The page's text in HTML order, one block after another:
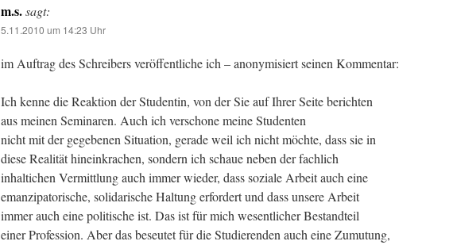
m.s.sagt:
5.11.2010 um 14:23 Uhr
im Auftrag des Schreibers veröffentliche ich – anonymisiert seinen Kommentar:
Ich kenne die Reaktion der Studentin, von der Sie auf Ihrer Seite berichten
aus meinen Seminaren. Auch ich verschone meine Studenten
nicht mit der gegebenen Situation, gerade weil ich nicht möchte, dass sie in
diese Realität hineinkrachen, sondern ich schaue neben der fachlich
inhaltichen Vermittlung auch immer wieder, dass soziale Arbeit auch eine
emanzipatorische, solidarische Haltung erfordert und dass unsere Arbeit
immer auch eine politische ist. Das ist für mich wesentlicher Bestandteil
einer Profession. Aber das beseutet für die Studierenden auch eine Zumutung,